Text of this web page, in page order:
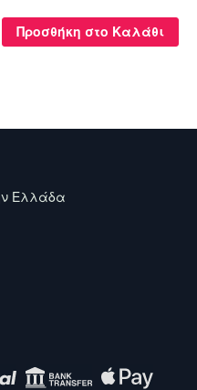
Προσθήκη στο Καλάθι
Ελλάδα